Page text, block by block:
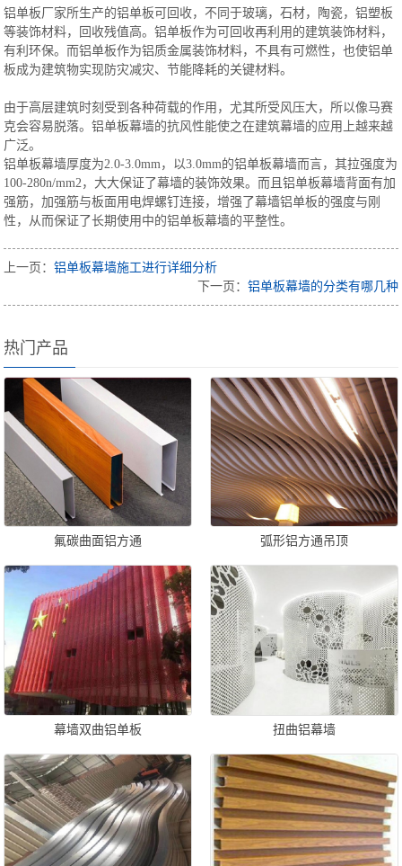
铝单板厂家所生产的铝单板可回收，不同于玻璃，石材，陶瓷，铝塑板
等装饰材料，回收残值高。铝单板作为可回收再利用的建筑装饰材料，
有利环保。而铝单板作为铝质金属装饰材料，不具有可燃性，也使铝单
板成为建筑物实现防灾减灾、节能降耗的关键材料。
由于高层建筑时刻受到各种荷载的作用，尤其所受风压大，所以像马赛
克会容易脱落。铝单板幕墙的抗风性能使之在建筑幕墙的应用上越来越
广泛。
铝单板幕墙厚度为2.0-3.0mm，以3.0mm的铝单板幕墙而言，其拉强度为
100-280n/mm2，大大保证了幕墙的装饰效果。而且铝单板幕墙背面有加
强筋，加强筋与板面用电焊螺钉连接，增强了幕墙铝单板的强度与刚
性，从而保证了长期使用中的铝单板幕墙的平整性。
上一页：铝单板幕墙施工进行详细分析
下一页： 铝单板幕墙的分类有哪几种
热门产品
氟碳曲面铝方通 弧形铝方通吊顶
幕墙双曲铝单板 扭曲铝幕墙